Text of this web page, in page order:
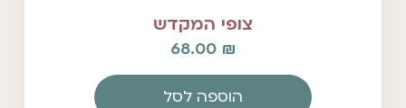
צופי המקדש
68.00 ₪
הוספה לסל